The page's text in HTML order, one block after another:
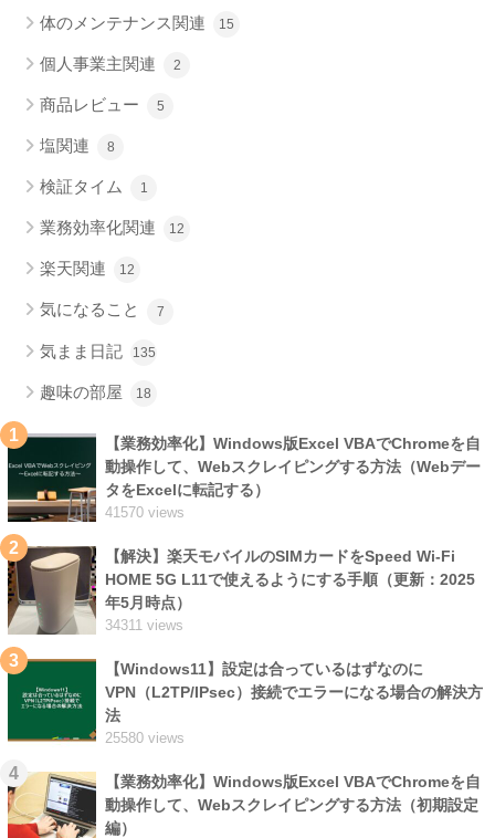
体のメンテナンス関連 15
個人事業主関連 2
商品レビュー 5
塩関連 8
検証タイム 1
業務効率化関連 12
楽天関連 12
気になること 7
気まま日記 135
趣味の部屋 18
1
【業務効率化】Windows版Excel VBAでChromeを自
動操作して、Webスクレイピングする方法（Webデー
タをExcelに転記する）
41570 views
2
【解決】楽天モバイルのSIMカードをSpeed Wi-Fi
HOME 5G L11で使えるようにする手順（更新：2025
年5月時点）
34311 views
3
【Windows11】設定は合っているはずなのに
VPN（L2TP/IPsec）接続でエラーになる場合の解決方
法
25580 views
4
【業務効率化】Windows版Excel VBAでChromeを自
動操作して、Webスクレイピングする方法（初期設定
編）